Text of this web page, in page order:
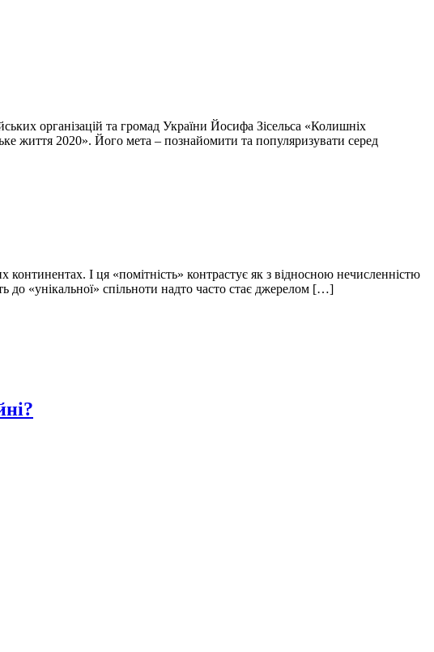
організацій та громад України Йосифа Зісельса «Колишніх
життя 2020». Його мета – познайомити та популяризувати серед
континентах. І ця «помітність» контрастує як з відносною нечисленністю
до «унікальної» спільноти надто часто стає джерелом […]